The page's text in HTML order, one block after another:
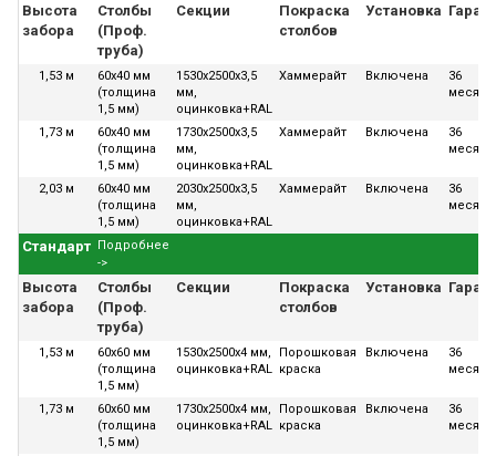
Высота
забора
Столбы
(Проф.
труба)
Секции
Покраска
столбов
Установка
1,53 м
60х40 мм
(толщина
1,5 мм)
1530x2500x3,5
мм,
оцинковка+RAL
Хаммерайт Включена
36
1,73 м
60х40 мм
(толщина
1,5 мм)
1730x2500x3,5
мм,
оцинковка+RAL
Хаммерайт Включена
36
2,03 м
60х40 мм
(толщина
1,5 мм)
2030x2500x3,5
мм,
оцинковка+RAL
Хаммерайт Включена
36
Стандарт
Подробнее
->
Высота
забора
Столбы
(Проф.
труба)
Секции
Покраска
столбов
Установка
1,53 м
60х60 мм
(толщина
1,5 мм)
1530x2500x4 мм,
оцинковка+RAL
Порошковая
краска
Включена
36
1,73 м
60х60 мм
(толщина
1,5 мм)
1730x2500x4 мм,
оцинковка+RAL
Порошковая
краска
Включена
36